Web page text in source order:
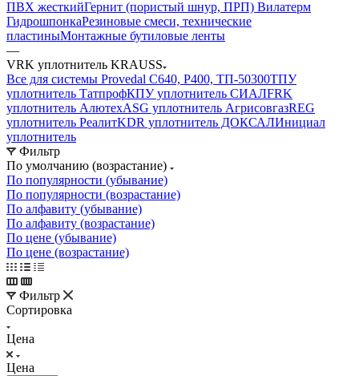
ПВХ жесткийГернит (пористый шнур, ПРП) Вилатерм
ГидрошпонкаРезиновые смеси, технические
пластиныМонтажные бутиловые ленты
—
VRK уплотнитель KRAUSS
Все для системы Provedal С640, Р400, ТП-50300ТПУ
уплотнитель ТатпрофКПУ уплотнитель СИАЛFRK
уплотнитель АлютехASG уплотнитель АгрисовгазREG
уплотнитель РеалитKDR уплотнитель ДОКСАЛИнициал
уплотнитель
Фильтр
По умолчанию (возрастание)
По популярности (убывание)
По популярности (возрастание)
По алфавиту (убывание)
По алфавиту (возрастание)
По цене (убывание)
По цене (возрастание)
Фильтр
Сортировка
Цена
Цена